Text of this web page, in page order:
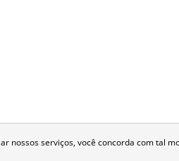
nossos serviços, você concorda com tal